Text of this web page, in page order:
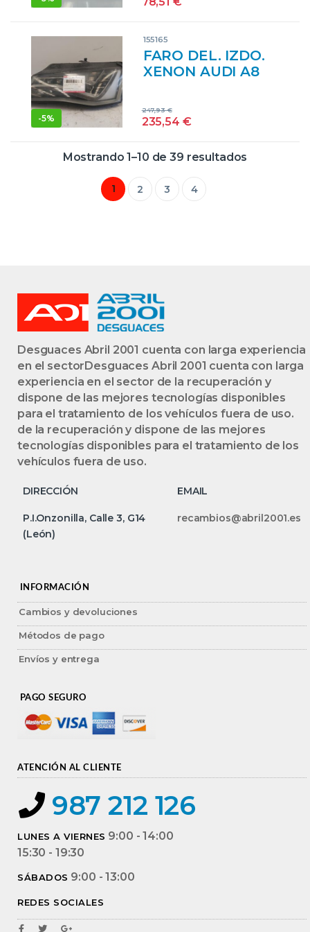
-5%
155165
FARO DEL. IZDO.
XENON AUDI A8
QUATTRO [3,0
24V TDI] CDT –
CDTPROV
4H0941003
235,54 €
247,93€
Mostrando 1–10 de 39 resultados
1 2 3 4
Desguaces Abril 2001 cuenta con larga experiencia
en el sectorDesguaces Abril 2001 cuenta con larga
experiencia en el sector de la recuperación y
dispone de las mejores tecnologías disponibles
para el tratamiento de los vehículos fuera de uso.
de la recuperación y dispone de las mejores
tecnologías disponibles para el tratamiento de los
vehículos fuera de uso.
DIRECCIÓN EMAIL
P.I.Onzonilla, Calle 3, G14
(León)
recambios@abril2001.es
INFORMACIÓN
Cambios y devoluciones
Métodos de pago
Envíos y entrega
PAGO SEGURO
ATENCIÓN AL CLIENTE
987 212 126
LUNES A VIERNES 9:00 - 14:00
15:30 - 19:30
SÁBADOS 9:00 - 13:00
REDES SOCIALES